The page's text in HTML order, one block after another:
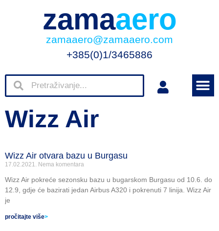
zamaaero
zamaaero@zamaaero.com
+385(0)1/3465886
Wizz Air
Wizz Air otvara bazu u Burgasu
17.02.2021. Nema komentara
Wizz Air pokreće sezonsku bazu u bugarskom Burgasu od 10.6. do
12.9, gdje će bazirati jedan Airbus A320 i pokrenuti 7 linija. Wizz Air
je
pročitajte više>